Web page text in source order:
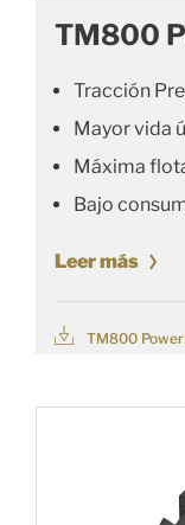
TM800
Tracción
Mayor vida
Máxima
Bajo
Leer más
TM800